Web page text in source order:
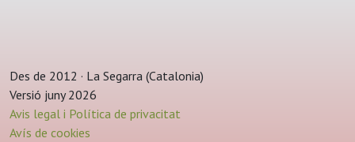
Des de 2012 · La Segarra (Catalonia)
Versió juny 2026
Avis legal i Política de privacitat
Avís de cookies